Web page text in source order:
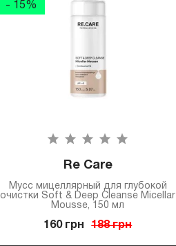
- 15%
Re Care
Мусс мицеллярный для глубокой
очистки Soft & Deep Cleanse Micellar
Mousse, 150 мл
160 грн 188 грн